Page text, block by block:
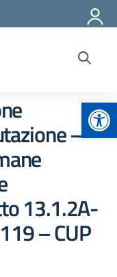
–
13.1.2A-
– CUP